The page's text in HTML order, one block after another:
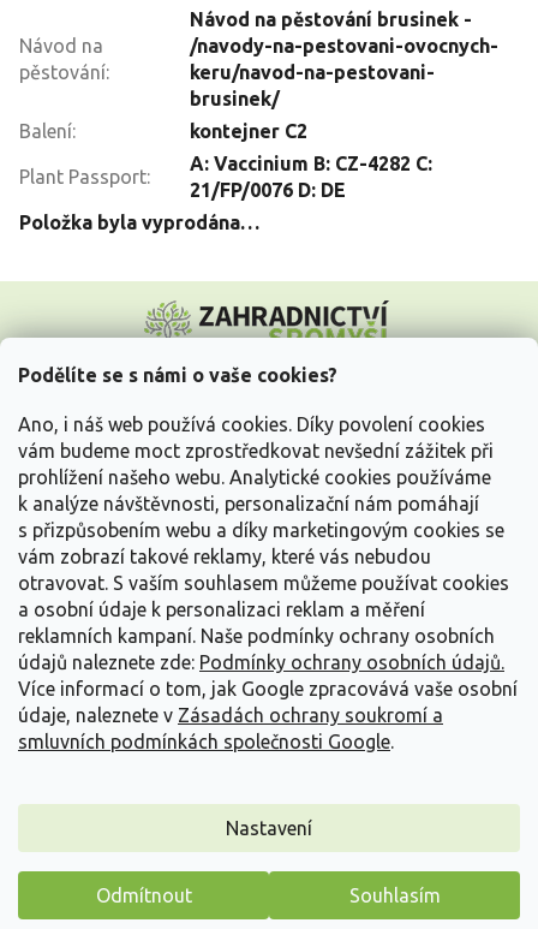
Podělíte se s námi o vaše cookies?
Ano, i náš web používá cookies. Díky povolení cookies
vám budeme moct zprostředkovat nevšední zážitek při
prohlížení našeho webu. Analytické cookies používáme
k analýze návštěvnosti, personalizační nám pomáhají
s přizpůsobením webu a díky marketingovým cookies se
vám zobrazí takové reklamy, které vás nebudou
otravovat. S vaším souhlasem můžeme používat cookies
a osobní údaje k personalizaci reklam a měření
reklamních kampaní. Naše podmínky ochrany osobních
údajů naleznete zde: Podmínky ochrany osobních údajů.
Více informací o tom, jak Google zpracovává vaše osobní
údaje, naleznete v Zásadách ochrany soukromí a
smluvních podmínkách společnosti Google.
Nastavení
Odmítnout Souhlasím
Návod na
pěstování:
Návod na pěstování brusinek -
/navody-na-pestovani-ovocnych-
keru/navod-na-pestovani-
brusinek/
Balení: kontejner C2
Plant Passport:
A: Vaccinium B: CZ-4282 C:
21/FP/0076 D: DE
Položka byla vyprodána…
p
Vše o nákupu
Informace pro Vás
Kontakujte nás
Vytvořil Shoptet
Copyright 2026Zahradnictví Spomyšl. Všechna práva
vyhrazena.